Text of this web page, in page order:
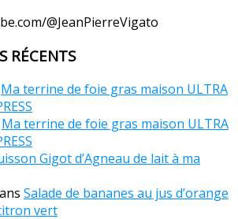
@JeanPierreVigato
RÉCENTS
Ma terrine de foie gras maison ULTRA
Ma terrine de foie gras maison ULTRA
Gigot d’Agneau de lait à ma
Salade de bananes au jus d’orange
vert